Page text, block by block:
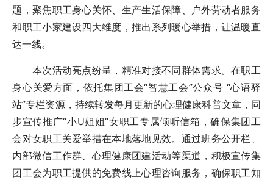
题，聚焦职工身心关怀、生产生活保障、户外劳动者服务
和职工小家建设四大维度，推出系列暖心举措，让温暖直
达一线。
本次活动亮点纷呈，精准对接不同群体需求。在职工
身心关爱方面，依托集团工会“智慧工会”公众号 “心语驿
站”专栏资源，持续转发每月更新的心理健康科普文章，同
步宣传推广“小U姐姐”女职工专属倾听信箱，确保集团工
会对女职工关爱举措在本地落地见效。通过班务公开栏、
内部微信工作群、心理健康团建活动等渠道，积极宣传集
团工会为职工提供的免费线上心理咨询服务，确保职工知